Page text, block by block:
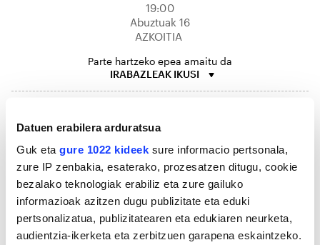
Datuen erabilera arduratsua
Guk eta gure 1022 kideek sure informacio pertsonala,
zure IP zenbakia, esaterako, prozesatzen ditugu, cookie
bezalako teknologiak erabiliz eta zure gailuko
informazioak azitzen dugu publizitate eta eduki
pertsonalizatua, publizitatearen eta edukiaren neurketa,
audientzia-ikerketa eta zerbitzuen garapena eskaintzeko.
19:00
Abuztuak 16
AZKOITIA
Parte hartzeko epea amaitu da
IRABAZLEAK IKUSI